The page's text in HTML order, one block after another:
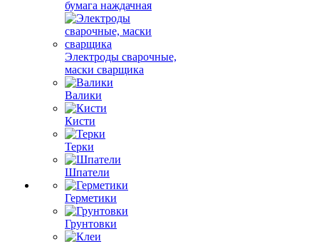
бумага наждачная
Электроды сварочные,
маски сварщика
Валики
Кисти
Терки
Шпатели
Герметики
Грунтовки